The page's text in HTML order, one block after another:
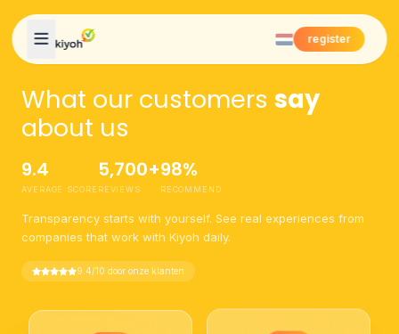
Skip to content
register
What our customers say
about us
9.4
AVERAGE SCORE
5,700+
REVIEWS
98%
RECOMMEND
Transparency starts with yourself. See real experiences from
companies that work with Kiyoh daily.
9.4/10 door onze klanten